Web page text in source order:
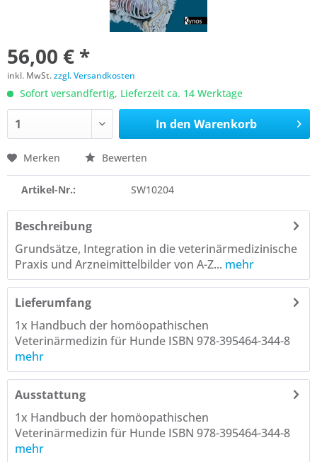
56,00 € *
inkl. MwSt.zzgl. Versandkosten
Sofort versandfertig, Lieferzeit ca. 14 Werktage
In den Warenkorb
Merken Bewerten
Artikel-Nr.: SW10204
Beschreibung
Grundsätze, Integration in die veterinärmedizinische
Praxis und Arzneimittelbilder von A-Z... mehr
Lieferumfang
1x Handbuch der homöopathischen
Veterinärmedizin für Hunde ISBN 978-395464-344-8
mehr
Ausstattung
1x Handbuch der homöopathischen
Veterinärmedizin für Hunde ISBN 978-395464-344-8
mehr